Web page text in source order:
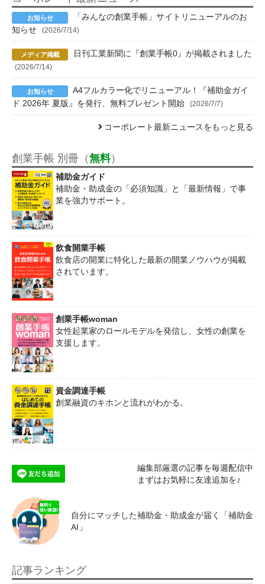
「みんなの創業手帳」サイトリニューアルのお
知らせ
(2026/7/14)
日刊工業新聞に『創業手帳0』が掲載されました
(2026/7/14)
A4フルカラー化でリニューアル！『補助金ガイ
ド 2026年 夏版』を発行、無料プレゼント開始
(2026/7/7)
コーポレート最新ニュースをもっと見る
創業手帳 別冊（無料）
補助金ガイド
補助金・助成金の「必須知識」と「最新情報」で事
業を強力サポート。
飲食開業手帳
飲食店の開業に特化した最新の開業ノウハウが掲載
されています。
創業手帳woman
女性起業家のロールモデルを発信し、女性の創業を
支援します。
資金調達手帳
創業融資のキホンと流れがわかる。
編集部厳選の記事を毎週配信中
まずはお気軽に友達追加を♪
自分にマッチした補助金・助成金が届く「補助金
AI」
記事ランキング